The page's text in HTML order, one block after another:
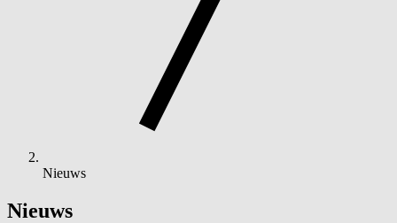
Nieuws
Nieuws